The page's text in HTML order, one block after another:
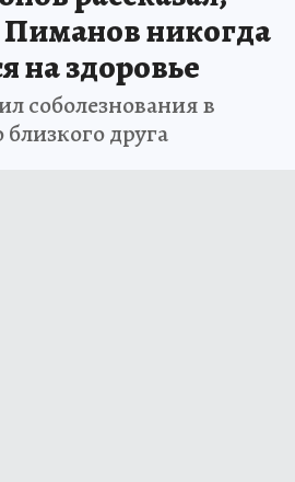
Пиманов никогда
на здоровье
соболезнования в
друга